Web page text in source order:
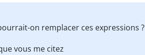
on remplacer ces expressions ?
vous me citez